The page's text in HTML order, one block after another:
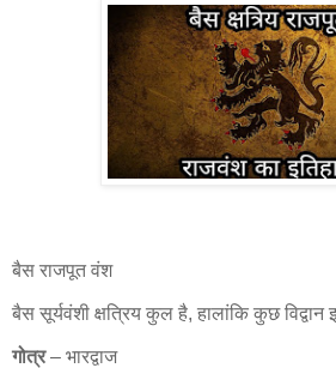
बैस राजपूत वंश
बैस सूर्यवंशी क्षत्रिय कुल है, हालांकि कुछ विद्वान
गोत्र– भारद्वाज